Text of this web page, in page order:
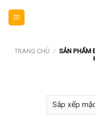
TRANG CHỦ / SẢN PHẨM